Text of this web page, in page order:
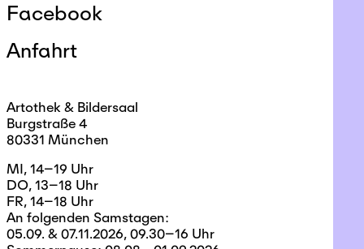
Facebook
Anfahrt
Artothek & Bildersaal
Burgstraße 4
80331 München
MI, 14–19 Uhr
DO, 13–18 Uhr
FR, 14–18 Uhr
An folgenden Samstagen:
05.09. & 07.11.2026, 09.30–16 Uhr